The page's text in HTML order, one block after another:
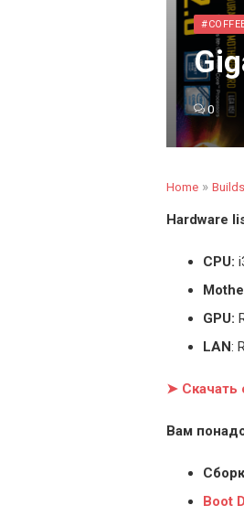
0
Home » Builds
Hardware
CPU:
GPU:
LAN:
➤ Скачать
Вам
Boot